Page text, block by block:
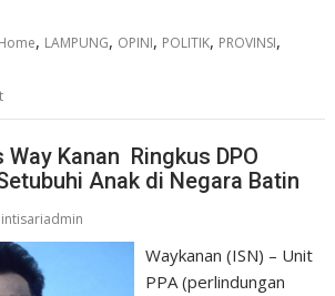
, LAMPUNG, OPINI, POLITIK, PROVINSI,
Way Kanan Ringkus DPO
Anak di Negara Batin
intisariadmin
Waykanan (ISN) – Unit
PPA (perlindungan